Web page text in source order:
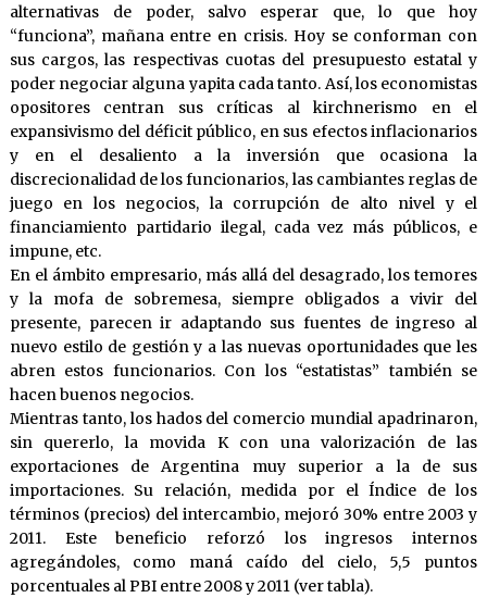
alternativas de poder, salvo esperar que, lo que hoy
“funciona”, mañana entre en crisis. Hoy se conforman con
sus cargos, las respectivas cuotas del presupuesto estatal y
poder negociar alguna yapita cada tanto. Así, los economistas
opositores centran sus críticas al kirchnerismo en el
expansivismo del déficit público, en sus efectos inflacionarios
y en el desaliento a la inversión que ocasiona la
discrecionalidad de los funcionarios, las cambiantes reglas de
juego en los negocios, la corrupción de alto nivel y el
financiamiento partidario ilegal, cada vez más públicos, e
impune, etc.
En el ámbito empresario, más allá del desagrado, los temores
y la mofa de sobremesa, siempre obligados a vivir del
presente, parecen ir adaptando sus fuentes de ingreso al
nuevo estilo de gestión y a las nuevas oportunidades que les
abren estos funcionarios. Con los “estatistas” también se
hacen buenos negocios.
Mientras tanto, los hados del comercio mundial apadrinaron,
sin quererlo, la movida K con una valorización de las
exportaciones de Argentina muy superior a la de sus
importaciones. Su relación, medida por el Índice de los
términos (precios) del intercambio, mejoró 30% entre 2003 y
2011. Este beneficio reforzó los ingresos internos
agregándoles, como maná caído del cielo, 5,5 puntos
porcentuales al PBI entre 2008 y 2011 (ver tabla).